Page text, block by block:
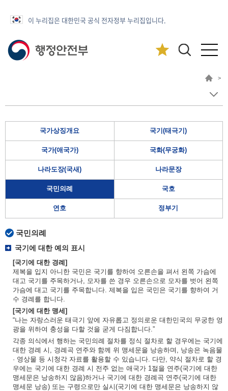
이 누리집은 대한민국 공식 전자정부 누리집입니다.
>
국가상징개요 국기(태극기)
국가(애국가) 국화(무궁화)
나라도장(국새) 나라문장
국민의례 국호
연호 정부기
국민의례
국기에 대한 예의 표시
[국기에 대한 경례]
제복을 입지 아니한 국민은 국기를 향하여 오른손을 펴서 왼쪽 가슴에
대고 국기를 주목하거나, 모자를 쓴 경우 오른손으로 모자를 벗어 왼쪽
가슴에 대고 국기를 주목합니다. 제복을 입은 국민은 국기를 향하여 거
수 경례를 합니다.
[국기에 대한 맹세]
“나는 자랑스러운 태극기 앞에 자유롭고 정의로운 대한민국의 무궁한 영
광을 위하여 충성을 다할 것을 굳게 다짐합니다.”
각종 의식에서 행하는 국민의례 절차를 정식 절차로 할 경우에는 국기에
대한 경례 시, 경례곡 연주와 함께 위 맹세문을 낭송하며, 낭송은 녹음물
· 영상물 등 시청각 자료를 활용할 수 있습니다. 다만, 약식 절차로 할 경
우에는 국기에 대한 경례 시 전주 없는 애국가 1절을 연주(국기에 대한
맹세문은 낭송하지 않음)하거나 국기에 대한 경례곡 연주(국기에 대한
맹세문 낭송) 또는 구령으로만 실시(국기에 대한 맹세문은 낭송하지 않